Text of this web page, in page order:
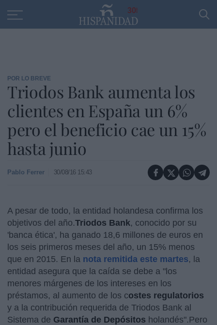
30
POR LO BREVE
Triodos Bank aumenta los
clientes en España un 6%
pero el beneficio cae un 15%
hasta junio
Pablo Ferrer 30/08/16 15:43
A pesar de todo, la entidad holandesa confirma los
objetivos del año.Triodos Bank, conocido por su
'banca ética', ha ganado 18,6 millones de euros en
los seis primeros meses del año, un 15% menos
que en 2015. En la nota remitida este martes, la
entidad asegura que la caída se debe a "los
menores márgenes de los intereses en los
préstamos, al aumento de los costes regulatorios
y a la contribución requerida de Triodos Bank al
Sistema de Garantía de Depósitos holandés".Pero